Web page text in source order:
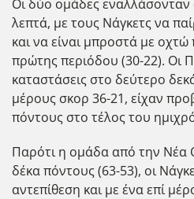
Οι δύο ομάδες
λεπτά, με τους Νάγκετς να
και να είναι μπροστά με
πρώτης περιόδου (30-22). Οι
καταστάσεις στο δεύτερο
μέρους σκορ 36-21, είχαν
πόντους στο τέλος του
Παρότι η ομάδα από την Νέα
δέκα πόντους (63-53), οι
αντεπίθεση και με ένα επί